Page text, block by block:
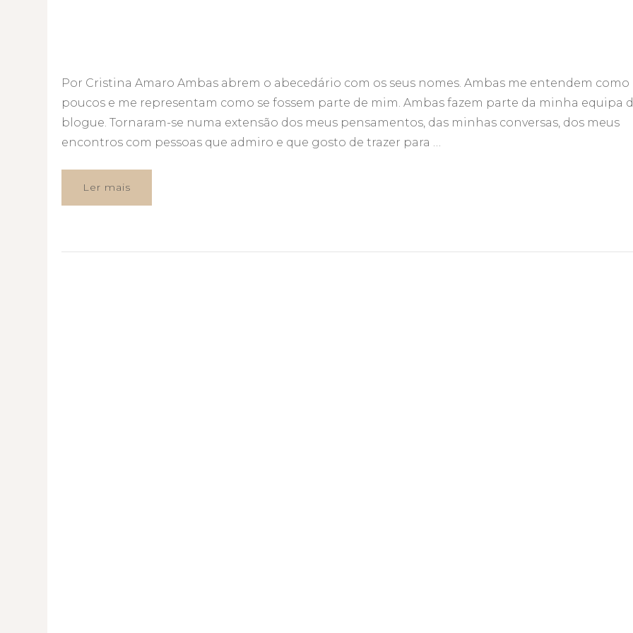
Por Cristina Amaro Ambas abrem o abecedário com os seus nomes. Ambas me entendem como
poucos e me representam como se fossem parte de mim. Ambas fazem parte da minha equipa
blogue. Tornaram-se numa extensão dos meus pensamentos, das minhas conversas, dos meus
encontros com pessoas que admiro e que gosto de trazer para …
Ler mais